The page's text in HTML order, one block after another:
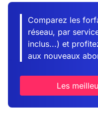
Comparez les
réseau, par
inclus...) et
aux nouveaux
Les